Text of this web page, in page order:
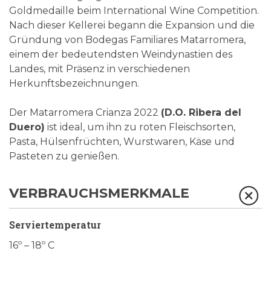
Goldmedaille beim International Wine Competition.
Nach dieser Kellerei begann die Expansion und die
Gründung von Bodegas Familiares Matarromera,
einem der bedeutendsten Weindynastien des
Landes, mit Präsenz in verschiedenen
Herkunftsbezeichnungen.
Der Matarromera Crianza 2022 (D.O. Ribera del
Duero) ist ideal, um ihn zu roten Fleischsorten,
Pasta, Hülsenfrüchten, Wurstwaren, Käse und
Pasteten zu genießen.
VERBRAUCHSMERKMALE
Serviertemperatur
16º – 18º C